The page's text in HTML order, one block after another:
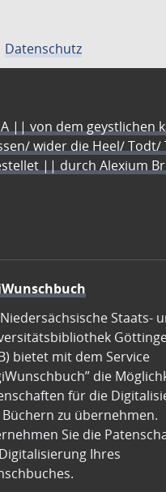
Datenschutz
|| von dem
wider die Heel/
|| durch Alexium
Staats-
bietet mit dem Service
die
für die
zu übernehmen.
Sie die
Ihres